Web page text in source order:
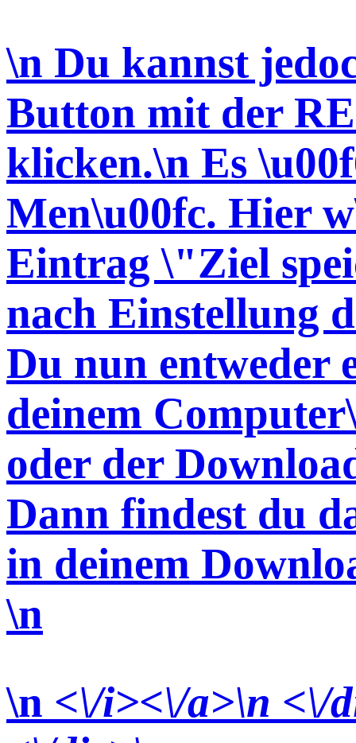
\n Du kannst
Button mit der
klicken.\n Es
Men\u00fc. Hier
Eintrag \"Ziel
nach Einstellung
Du nun entweder
deinem
oder der
Dann findest du
in deinem
\n
\n <\/i><\/a>\n <\/